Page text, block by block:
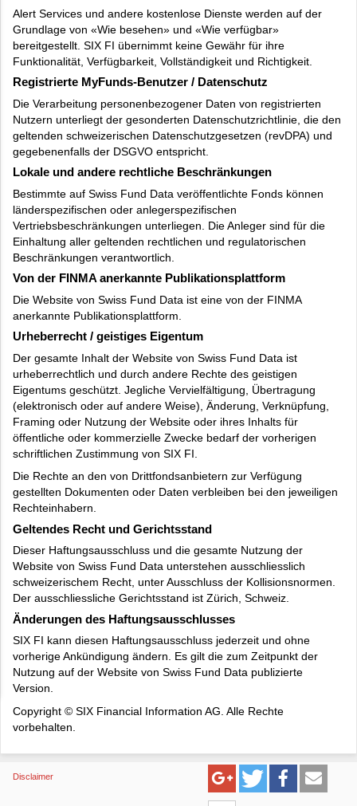
Alert Services und andere kostenlose Dienste werden auf der
Grundlage von «Wie besehen» und «Wie verfügbar»
bereitgestellt. SIX FI übernimmt keine Gewähr für ihre
Funktionalität, Verfügbarkeit, Vollständigkeit und Richtigkeit.
Registrierte MyFunds-Benutzer / Datenschutz
Die Verarbeitung personenbezogener Daten von registrierten
Nutzern unterliegt der gesonderten Datenschutzrichtlinie, die den
geltenden schweizerischen Datenschutzgesetzen (revDPA) und
gegebenenfalls der DSGVO entspricht.
Lokale und andere rechtliche Beschränkungen
Bestimmte auf Swiss Fund Data veröffentlichte Fonds können
länderspezifischen oder anlegerspezifischen
Vertriebsbeschränkungen unterliegen. Die Anleger sind für die
Einhaltung aller geltenden rechtlichen und regulatorischen
Beschränkungen verantwortlich.
Von der FINMA anerkannte Publikationsplattform
Die Website von Swiss Fund Data ist eine von der FINMA
anerkannte Publikationsplattform.
Urheberrecht / geistiges Eigentum
Der gesamte Inhalt der Website von Swiss Fund Data ist
urheberrechtlich und durch andere Rechte des geistigen
Eigentums geschützt. Jegliche Vervielfältigung, Übertragung
(elektronisch oder auf andere Weise), Änderung, Verknüpfung,
Framing oder Nutzung der Website oder ihres Inhalts für
öffentliche oder kommerzielle Zwecke bedarf der vorherigen
schriftlichen Zustimmung von SIX FI.
Die Rechte an den von Drittfondsanbietern zur Verfügung
gestellten Dokumenten oder Daten verbleiben bei den jeweiligen
Rechteinhabern.
Geltendes Recht und Gerichtsstand
Dieser Haftungsausschluss und die gesamte Nutzung der
Website von Swiss Fund Data unterstehen ausschliesslich
schweizerischem Recht, unter Ausschluss der Kollisionsnormen.
Der ausschliessliche Gerichtsstand ist Zürich, Schweiz.
Änderungen des Haftungsausschlusses
SIX FI kann diesen Haftungsausschluss jederzeit und ohne
vorherige Ankündigung ändern. Es gilt die zum Zeitpunkt der
Nutzung auf der Website von Swiss Fund Data publizierte
Version.
Copyright © SIX Financial Information AG. Alle Rechte
vorbehalten.
Disclaimer